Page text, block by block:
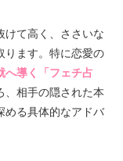
けて高く、ささいな
ります。特に恋愛の
へ導く「フェチ占
、相手の隠された本
める具体的なアドバ